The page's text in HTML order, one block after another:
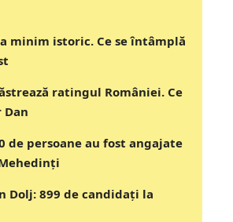
minim istoric. Ce se întâmplă
ratingul României. Ce
Dan
de persoane au fost angajate
Dolj: 899 de candidați la